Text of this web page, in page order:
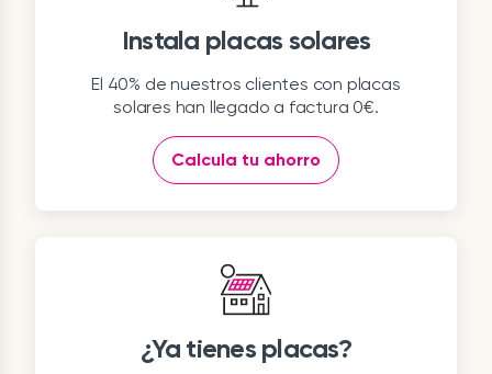
Instala placas solares
El 40% de nuestros clientes con placas
solares han llegado a factura 0€.
Calcula tu ahorro
¿Ya tienes placas?